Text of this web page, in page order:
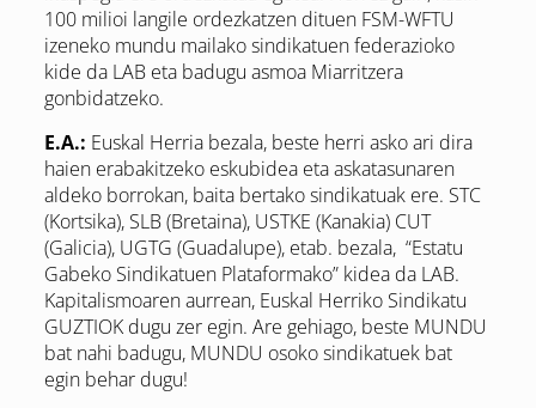
100 milioi langile ordezkatzen dituen FSM-WFTU
izeneko mundu mailako sindikatuen federazioko
kide da LAB eta badugu asmoa Miarritzera
gonbidatzeko.
E.A.: Euskal Herria bezala, beste herri asko ari dira
haien erabakitzeko eskubidea eta askatasunaren
aldeko borrokan, baita bertako sindikatuak ere. STC
(Kortsika), SLB (Bretaina), USTKE (Kanakia) CUT
(Galicia), UGTG (Guadalupe), etab. bezala, “Estatu
Gabeko Sindikatuen Plataformako” kidea da LAB.
Kapitalismoaren aurrean, Euskal Herriko Sindikatu
GUZTIOK dugu zer egin. Are gehiago, beste MUNDU
bat nahi badugu, MUNDU osoko sindikatuek bat
egin behar dugu!